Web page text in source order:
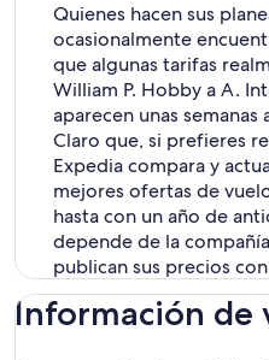
Quienes hacen sus
ocasionalmente
que algunas tarifas
William P. Hobby a A.
aparecen unas
Claro que, si prefieres
Expedia compara y
mejores ofertas de
hasta con un año de
depende de la
publican sus precios
Información de